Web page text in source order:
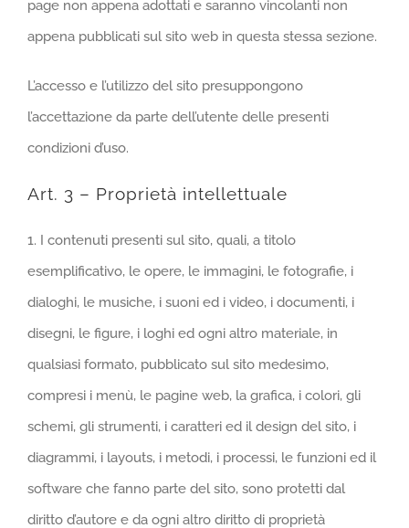
page non appena adottati e saranno vincolanti non
appena pubblicati sul sito web in questa stessa sezione.
L’accesso e l’utilizzo del sito presuppongono
l’accettazione da parte dell’utente delle presenti
condizioni d’uso.
Art. 3 – Proprietà intellettuale
1. I contenuti presenti sul sito, quali, a titolo
esemplificativo, le opere, le immagini, le fotografie, i
dialoghi, le musiche, i suoni ed i video, i documenti, i
disegni, le figure, i loghi ed ogni altro materiale, in
qualsiasi formato, pubblicato sul sito medesimo,
compresi i menù, le pagine web, la grafica, i colori, gli
schemi, gli strumenti, i caratteri ed il design del sito, i
diagrammi, i layouts, i metodi, i processi, le funzioni ed il
software che fanno parte del sito, sono protetti dal
diritto d’autore e da ogni altro diritto di proprietà